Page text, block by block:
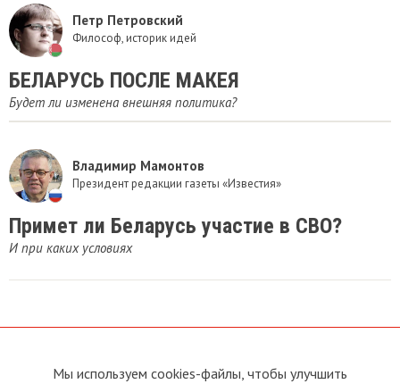
Петр Петровский
Философ, историк идей
БЕЛАРУСЬ ПОСЛЕ МАКЕЯ
Будет ли изменена внешняя политика?
Владимир Мамонтов
Президент редакции газеты «Известия»
Примет ли Беларусь участие в СВО?
И при каких условиях
О сайте
Прямая связь с
Мы используем cookies-файлы, чтобы улучшить